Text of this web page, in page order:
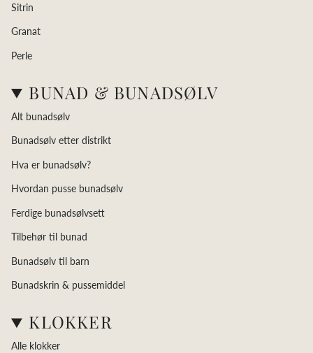
Sitrin
Granat
Perle
BUNAD & BUNADSØLV
Alt bunadsølv
Bunadsølv etter distrikt
Hva er bunadsølv?
Hvordan pusse bunadsølv
Ferdige bunadsølvsett
Tilbehør til bunad
Bunadsølv til barn
Bunadskrin & pussemiddel
KLOKKER
Alle klokker